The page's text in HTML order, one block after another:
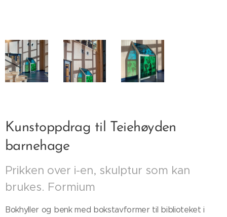
Kunstoppdrag til Teiehøyden
barnehage
Prikken over i-en, skulptur som kan
brukes. Formium
Bokhyller og benk med bokstavformer til biblioteket i